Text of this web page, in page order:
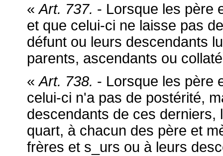
«Art. 737. - Lorsque les père
et que celui-ci ne laisse pas
défunt ou leurs descendants
parents, ascendants ou
«Art. 738. - Lorsque les père
celui-ci n'a pas de postérité,
descendants de ces
quart, à chacun des père et
frères et s_urs ou à leurs